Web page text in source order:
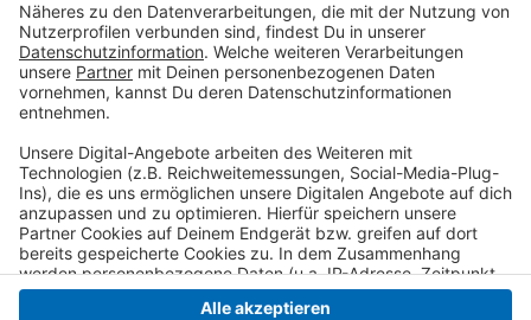
Anzeige
Anzeige